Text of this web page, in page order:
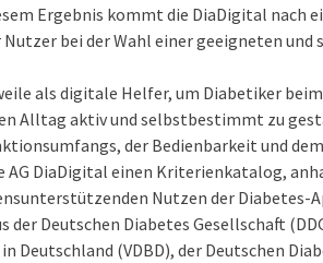
Ergebnis kommt die DiaDigital nach
bei der Wahl einer geeigneten
als digitale Helfer, um Diabetiker
Alltag aktiv und selbstbestimmt zu
der Bedienbarkeit und
AG DiaDigital einen Kriterienkatalog,
Nutzen der Diabetes-
der Deutschen Diabetes Gesellschaft
Deutschland (VDBD), der Deutschen